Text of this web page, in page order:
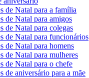
de Natal para a família
de Natal para amigos
de Natal para colegas
de Natal para funcionários
de Natal para homens
de Natal para mulheres
de Natal para o chefe
de aniversário para a mãe